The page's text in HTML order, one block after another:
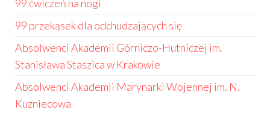
99 ćwiczeń na nogi
99 przekąsek dla odchudzających się
Absolwenci Akademii Górniczo-Hutniczej im.
Stanisława Staszica w Krakowie
Absolwenci Akademii Marynarki Wojennej im. N.
Kuzniecowa